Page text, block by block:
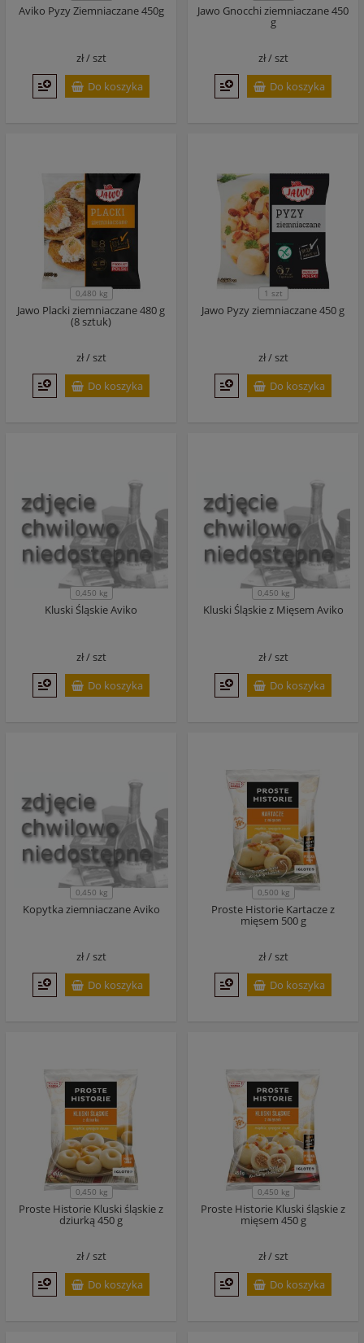
Aviko Pyzy Ziemniaczane 450g
zł /szt
Do koszyka
Jawo Gnocchi ziemniaczane 450
g
zł /szt
Do koszyka
0,480 kg
Jawo Placki ziemniaczane 480 g
(8 sztuk)
zł /szt
Do koszyka
1 szt
Jawo Pyzy ziemniaczane 450 g
zł /szt
Do koszyka
0,450 kg
Kluski Śląskie Aviko
zł /szt
Do koszyka
0,450 kg
Kluski Śląskie z Mięsem Aviko
zł /szt
Do koszyka
0,450 kg
Kopytka ziemniaczane Aviko
zł /szt
Do koszyka
0,500 kg
Proste Historie Kartacze z
mięsem 500 g
zł /szt
Do koszyka
0,450 kg
Proste Historie Kluski śląskie z
dziurką 450 g
zł /szt
Do koszyka
0,450 kg
Proste Historie Kluski śląskie z
mięsem 450 g
zł /szt
Do koszyka